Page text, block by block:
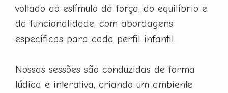
voltado ao estímulo da força, do equilíbrio e
da funcionalidade, com abordagens
específicas para cada perfil infantil.
Nossas sessões são conduzidas de forma
lúdica e interativa, criando um ambiente